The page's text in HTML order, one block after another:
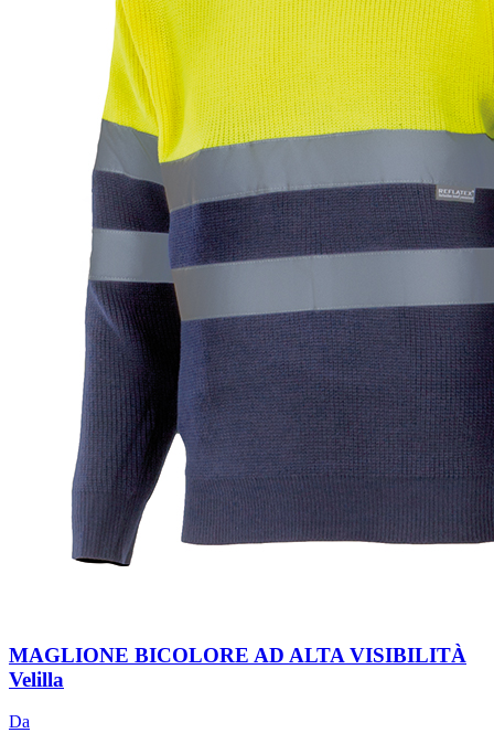
MAGLIONE BICOLORE AD ALTA VISIBILITÀ
Velilla
Da